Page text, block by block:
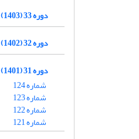
دوره 33 (1403)
دوره 32 (1402)
دوره 31 (1401)
شماره 124
شماره 123
شماره 122
شماره 121